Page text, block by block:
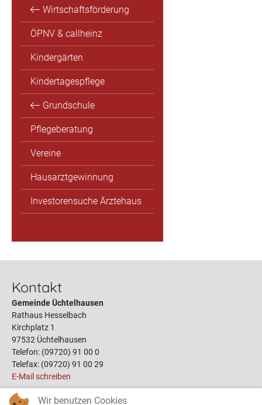
Wirtschaftsförderung
ÖPNV & callheinz
Kindergärten
Kindertagespflege
Grundschule
Pflegeberatung
Vereine
Hausarztgewinnung
Investorensuche Ärztehaus
Kontakt
Gemeinde Üchtelhausen
Rathaus Hesselbach
Kirchplatz 1
97532 Üchtelhausen
Telefon: (09720) 91 00 0
Telefax: (09720) 91 00 29
E-Mail schreiben
Wir benutzen Cookies